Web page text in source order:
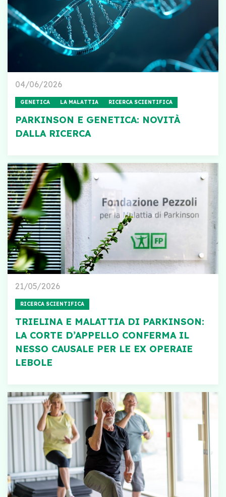
04/06/2026
GENETICA LA MALATTIA RICERCA SCIENTIFICA
PARKINSON E GENETICA: NOVITÀ
DALLA RICERCA
21/05/2026
RICERCA SCIENTIFICA
TRIELINA E MALATTIA DI PARKINSON:
LA CORTE D’APPELLO CONFERMA IL
NESSO CAUSALE PER LE EX OPERAIE
LEBOLE